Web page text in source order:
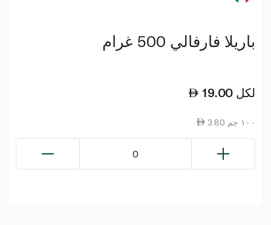
باريلا فارفالي 500 غرام
19.00 لكل
3.80 ١٠٠ جم
0